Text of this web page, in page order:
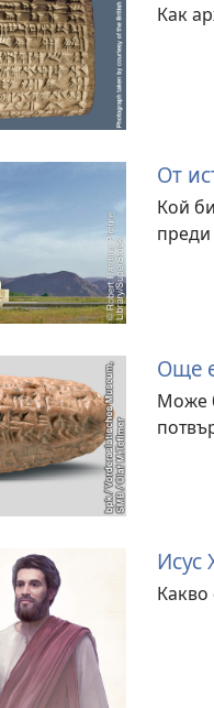
Как
От
Кой
Още
Може
Исус
Какво